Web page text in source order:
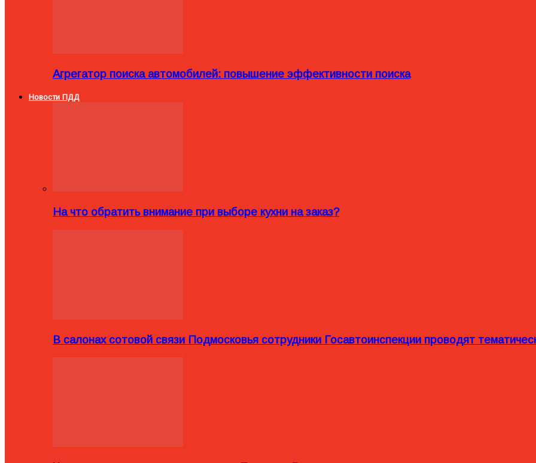
Агрегатор поиска автомобилей: повышение эффективности поиска
Новости ПДД
На что обратить внимание при выборе кухни на заказ?
В салонах сотовой связи Подмосковья сотрудники Госавтоинспекции проводят